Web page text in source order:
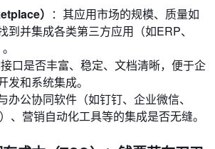
） ：其应用市场的规模、质量如
到并集成各类第三方应用（如ERP、
口是否丰富、稳定、文档清晰，便于企
发和系统集成。
办公协同软件（如钉钉、企业微信、
、营销自动化工具等的集成是否无缝。